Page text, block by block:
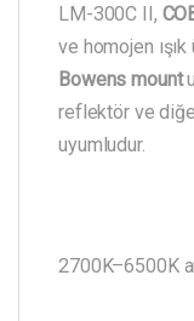
LM-300C II,
ve homojen ışık
Bowens mount
reflektör ve
uyumludur.
2700K–6500K